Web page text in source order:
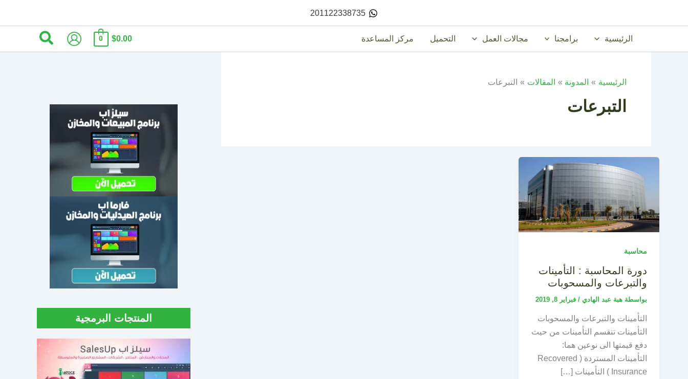
201122338735
الرئيسية برامجنا مجالات العمل التحميل مركز المساعدة $0.00
0 البحث
الرئيسية المدونة المقالات التبرعات
التبرعات
محاسبة
دورة المحاسبة : التأمينات
والتبرعات والمسحوبات
بواسطة هبة عبد الهادي / فبراير 8, 2019
التأمينات والتبرعات والمسحوبات
التأمينات تنقسم التأمينات من حيث
دفع قيمتها الى نوعين هما:
التأمينات المستردة ( Recovered
Insurance ) التأمينات […]
المنتجات البرمجية